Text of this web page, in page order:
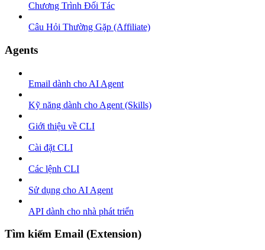
Chương Trình Đối Tác
Câu Hỏi Thường Gặp (Affiliate)
Agents
Email dành cho AI Agent
Kỹ năng dành cho Agent (Skills)
Giới thiệu về CLI
Cài đặt CLI
Các lệnh CLI
Sử dụng cho AI Agent
API dành cho nhà phát triển
Tìm kiếm Email (Extension)